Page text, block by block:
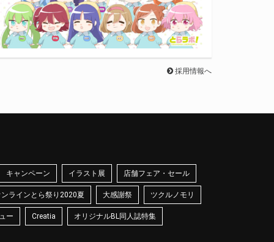
採用情報へ
キャンペーン イラスト展 店舗フェア・セール
ラインとら祭り2020夏 大感謝祭 ツクルノモリ
ー Creatia オリジナルBL同人誌特集